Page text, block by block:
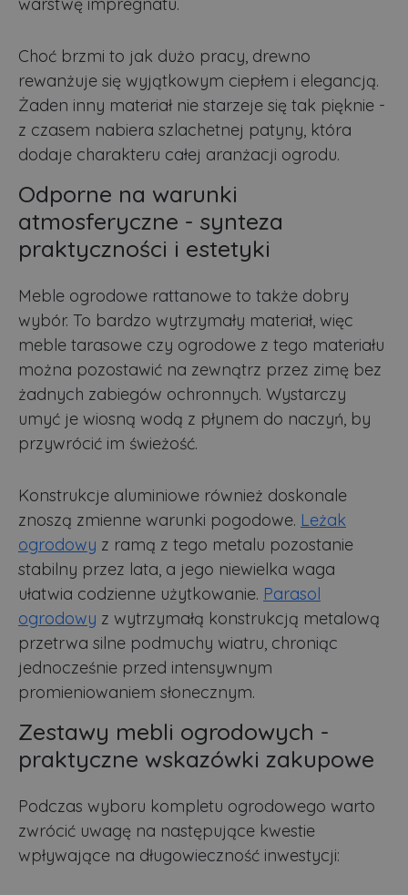
Choć brzmi to jak dużo pracy, drewno
rewanżuje się wyjątkowym ciepłem i elegancją.
Żaden inny materiał nie starzeje się tak pięknie -
z czasem nabiera szlachetnej patyny, która
dodaje charakteru całej aranżacji ogrodu.
Odporne na warunki
atmosferyczne - synteza
praktyczności i estetyki
Meble ogrodowe rattanowe to także dobry
wybór. To bardzo wytrzymały materiał, więc
meble tarasowe czy ogrodowe z tego materiału
można pozostawić na zewnątrz przez zimę bez
żadnych zabiegów ochronnych. Wystarczy
umyć je wiosną wodą z płynem do naczyń, by
przywrócić im świeżość.
Konstrukcje aluminiowe również doskonale
znoszą zmienne warunki pogodowe. Leżak
ogrodowy z ramą z tego metalu pozostanie
stabilny przez lata, a jego niewielka waga
ułatwia codzienne użytkowanie. Parasol
ogrodowy z wytrzymałą konstrukcją metalową
przetrwa silne podmuchy wiatru, chroniąc
jednocześnie przed intensywnym
promieniowaniem słonecznym.
Zestawy mebli ogrodowych -
praktyczne wskazówki zakupowe
Podczas wyboru kompletu ogrodowego warto
zwrócić uwagę na następujące kwestie
wpływające na długowieczność inwestycji: